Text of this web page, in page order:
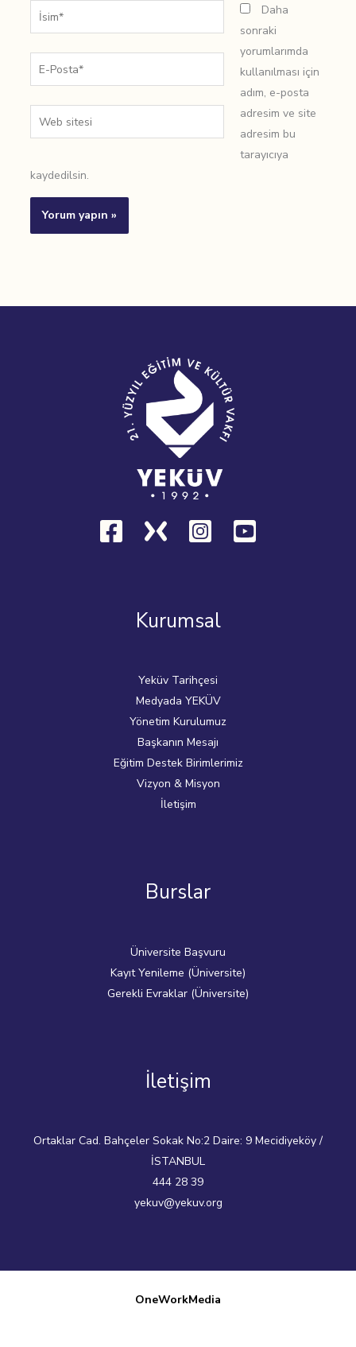
İsim*
E-
Posta*
Web
sitesi
Daha
sonraki
yorumlarımda
kullanılması için
adım, e-posta
adresim ve site
adresim bu
tarayıcıya
kaydedilsin.
Kurumsal
Yeküv Tarihçesi
Medyada YEKÜV
Yönetim Kurulumuz
Başkanın Mesajı
Eğitim Destek Birimlerimiz
Vizyon & Misyon
İletişim
Burslar
Üniversite Başvuru
Kayıt Yenileme (Üniversite)
Gerekli Evraklar (Üniversite)
İletişim
Ortaklar Cad. Bahçeler Sokak No:2 Daire: 9 Mecidiyeköy /
İSTANBUL
444 28 39
yekuv@yekuv.org
OneWorkMedia